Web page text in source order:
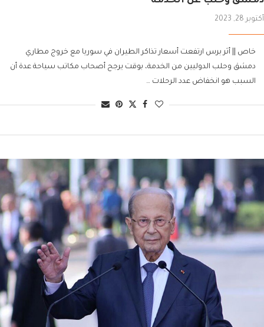
أكتوبر 28, 2023
خاص || أثر برس ارتفعت أسعار تذاكر الطيران في سوريا مع خروج مطاري
دمشق وحلب الدوليين من الخدمة، بوقت يرجح أصحاب مكاتب سياحة عدة أن
السبب هو انخفاض عدد الرحلات …